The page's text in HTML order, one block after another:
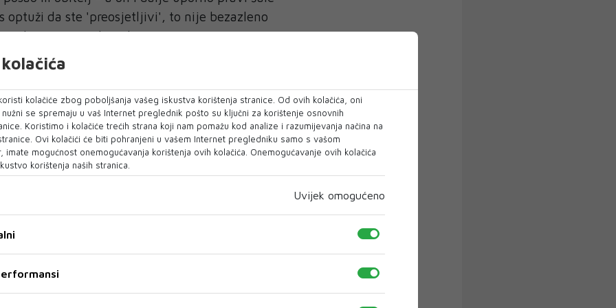
optuži da ste 'preosjetljivi', to nije bezazleno
da se vaša nelagoda umanji, a granice
partneri pokazuju da im je važnija vlastita
i da koriste humor kako bi zadržali kontrolu",
Today.
osjećamo posramljeno ili napadnuto,
manipulaciji, a ne o igri.
oblik komunikacije
ali kada postane osnovni način
je češće usmjeren na nas nego dijeljen s
i neprijateljstvo.
poput 'Naravno da si zaboravio, pa to je
izazovu smijeh, ali u pozadini je ponižavanje i
Kad se u vezi stalno koristi ovakav humor,
kolačiće zbog poboljšanja vašeg iskustva korištenja stranice. Od ovih kolačića, oni
se spremaju u vaš Internet preglednik pošto su ključni za korištenje osnovnih
Koristimo i kolačiće trećih strana koji nam pomažu kod analize i razumijevanja načina na
Ovi kolačići će biti pohranjeni u vašem Internet pregledniku samo s vašom
imate mogućnost onemogućavanja korištenja ovih kolačića. Onemogućavanje ovih kolačića
korištenja naših stranica.
Uvijek omogućeno